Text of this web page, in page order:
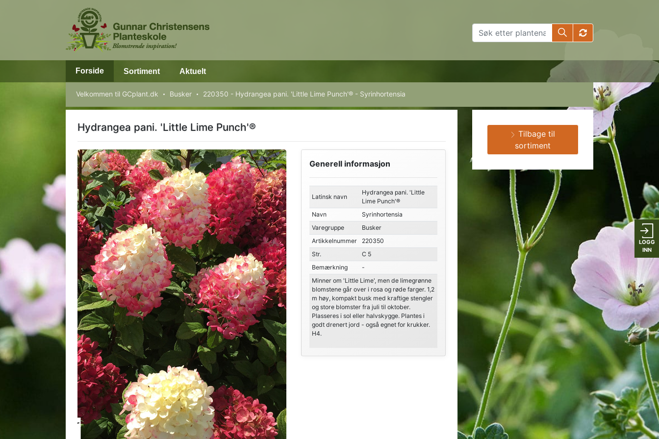
LOGG
INN
Forside Sortiment Aktuelt
Velkommen til GCplant.dk Busker 220350 - Hydrangea pani. 'Little Lime Punch'® - Syrinhortensia
Hydrangea pani. 'Little Lime Punch'®
Generell informasjon
Latinsk navn
Hydrangea pani. 'Little
Lime Punch'®
Navn
Syrinhortensia
Varegruppe
Busker
Artikkelnummer
220350
Str.
C 5
Bemærkning
-
Minner om 'Little Lime', men de limegrønne
blomstene går over i rosa og røde farger. 1,2
m høy, kompakt busk med kraftige stengler
og store blomster fra juli til oktober.
Plasseres i sol eller halvskygge. Plantes i
godt drenert jord - også egnet for krukker.
H4.
Tilbage til
sortiment